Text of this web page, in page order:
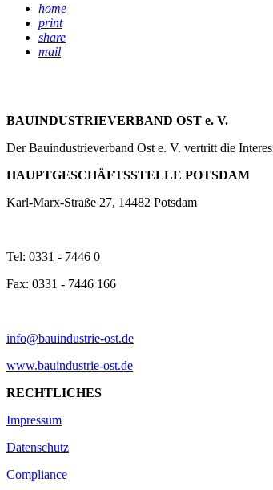
home
print
share
mail
BAUINDUSTRIEVERBAND OST e. V.
Der Bauindustrieverband Ost e. V. vertritt die
HAUPTGESCHÄFTSSTELLE POTSDAM
Karl-Marx-Straße 27, 14482 Potsdam
Tel: 0331 - 7446 0
Fax: 0331 - 7446 166
info@bauindustrie-ost.de
www.bauindustrie-ost.de
RECHTLICHES
Impressum
Datenschutz
Compliance